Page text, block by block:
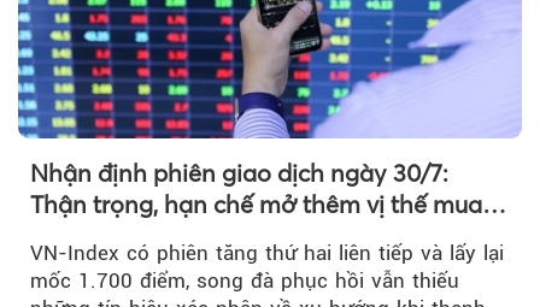
Nhận định phiên giao dịch ngày 30/7:
Thận trọng, hạn chế mở thêm vị thế mua
VN-Index có phiên tăng thứ hai liên tiếp và lấy lại
mốc 1.700 điểm, song đà phục hồi vẫn thiếu